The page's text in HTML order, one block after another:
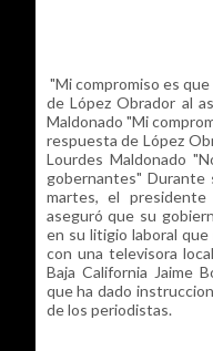
"Mi compromiso es
de López Obrador al
Maldonado "Mi
respuesta de López
Lourdes Maldonado
gobernantes"
martes, el
aseguró que su
en su litigio laboral
con una televisora
Baja California Jaime
que ha dado
de los periodistas.